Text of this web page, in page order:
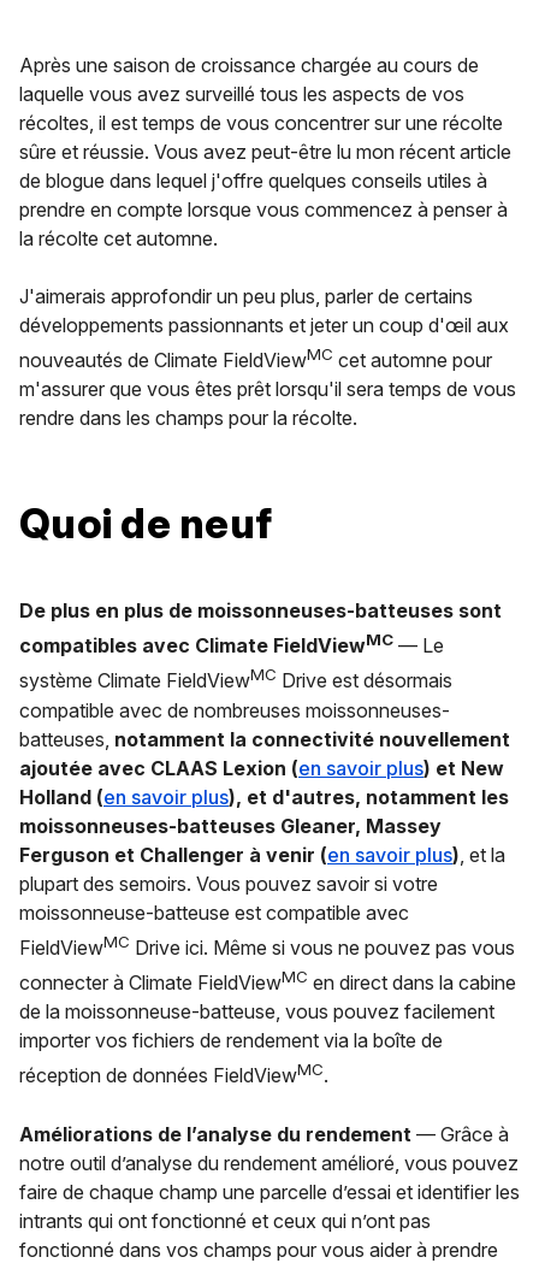
Après une saison de croissance chargée au cours de
laquelle vous avez surveillé tous les aspects de vos
récoltes, il est temps de vous concentrer sur une récolte
sûre et réussie. Vous avez peut-être lu mon récent article
de blogue dans lequel j'offre quelques conseils utiles à
prendre en compte lorsque vous commencez à penser à
la récolte cet automne.
J'aimerais approfondir un peu plus, parler de certains
développements passionnants et jeter un coup d'œil aux
nouveautés de Climate FieldViewMC cet automne pour
m'assurer que vous êtes prêt lorsqu'il sera temps de vous
rendre dans les champs pour la récolte.
Quoi de neuf
De plus en plus de moissonneuses-batteuses sont
compatibles avec Climate FieldViewMC — Le
système Climate FieldViewMC Drive est désormais
compatible avec de nombreuses moissonneuses-
batteuses, notamment la connectivité nouvellement
ajoutée avec CLAAS Lexion (en savoir plus) et New
Holland (en savoir plus), et d'autres, notamment les
moissonneuses-batteuses Gleaner, Massey
Ferguson et Challenger à venir (en savoir plus) , et la
plupart des semoirs. Vous pouvez savoir si votre
moissonneuse-batteuse est compatible avec
FieldViewMC Drive ici. Même si vous ne pouvez pas vous
connecter à Climate FieldViewMC en direct dans la cabine
de la moissonneuse-batteuse, vous pouvez facilement
importer vos fichiers de rendement via la boîte de
réception de données FieldViewMC.
Améliorations de l’analyse du rendement — Grâce à
notre outil d’analyse du rendement amélioré, vous pouvez
faire de chaque champ une parcelle d’essai et identifier les
intrants qui ont fonctionné et ceux qui n’ont pas
fonctionné dans vos champs pour vous aider à prendre